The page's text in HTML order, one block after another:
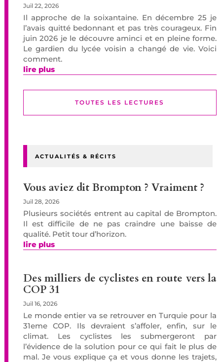
Juil 22, 2026
Il approche de la soixantaine. En décembre 25 je
l’avais quitté bedonnant et pas très courageux. Fin
juin 2026 je le découvre aminci et en pleine forme.
Le gardien du lycée voisin a changé de vie. Voici
comment.
lire plus
TOUTES LES LECTURES
ACTUALITÉS & RÉCITS
Vous aviez dit Brompton ? Vraiment ?
Juil 28, 2026
Plusieurs sociétés entrent au capital de Brompton.
Il est difficile de ne pas craindre une baisse de
qualité. Petit tour d’horizon.
lire plus
Des milliers de cyclistes en route vers la
COP 31
Juil 16, 2026
Le monde entier va se retrouver en Turquie pour la
31eme COP. Ils devraient s’affoler, enfin, sur le
climat. Les cyclistes les submergeront par
l’évidence de la solution pour ce qui fait le plus de
mal. Je vous explique ça et vous donne les trajets,